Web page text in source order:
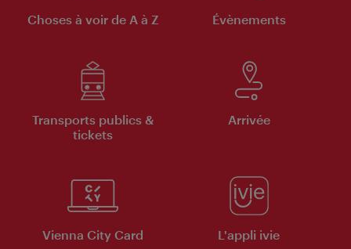
Choses à voir de A à Z Évènements
Transports publics &
tickets
Arrivée
Vienna City Card L'appli ivie